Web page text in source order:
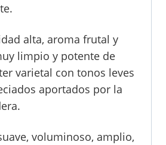
alta, aroma frutal y
limpio y potente de
varietal con tonos leves
aportados por la
voluminoso, amplio,